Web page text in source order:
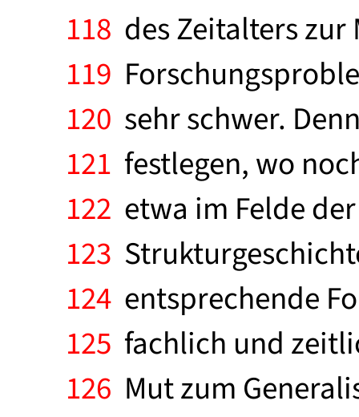
118 des Zeitalters
119
120 sehr schwer.
121 festlegen, wo
122 etwa im Felde
123
124 entsprechende
125 fachlich und
126 Mut zum